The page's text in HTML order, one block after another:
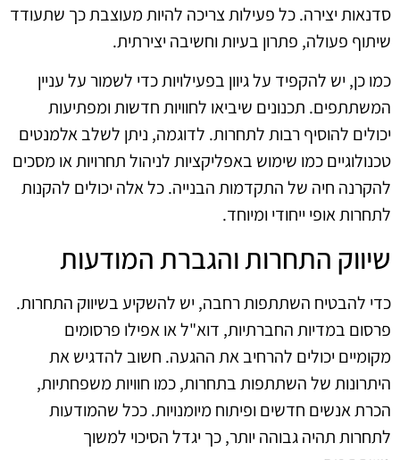
סדנאות יצירה. כל פעילות צריכה להיות מעוצבת כך שתעודד
שיתוף פעולה, פתרון בעיות וחשיבה יצירתית.
כמו כן, יש להקפיד על גיוון בפעילויות כדי לשמור על עניין
המשתתפים. תכנונים שיביאו לחוויות חדשות ומפתיעות
יכולים להוסיף רבות לתחרות. לדוגמה, ניתן לשלב אלמנטים
טכנולוגיים כמו שימוש באפליקציות לניהול תחרויות או מסכים
להקרנה חיה של התקדמות הבנייה. כל אלה יכולים להקנות
לתחרות אופי ייחודי ומיוחד.
שיווק התחרות והגברת המודעות
כדי להבטיח השתתפות רחבה, יש להשקיע בשיווק התחרות.
פרסום במדיות החברתיות, דוא"ל או אפילו פרסומים
מקומיים יכולים להרחיב את ההגעה. חשוב להדגיש את
היתרונות של השתתפות בתחרות, כמו חוויות משפחתיות,
הכרת אנשים חדשים ופיתוח מיומנויות. ככל שהמודעות
לתחרות תהיה גבוהה יותר, כך יגדל הסיכוי למשוך